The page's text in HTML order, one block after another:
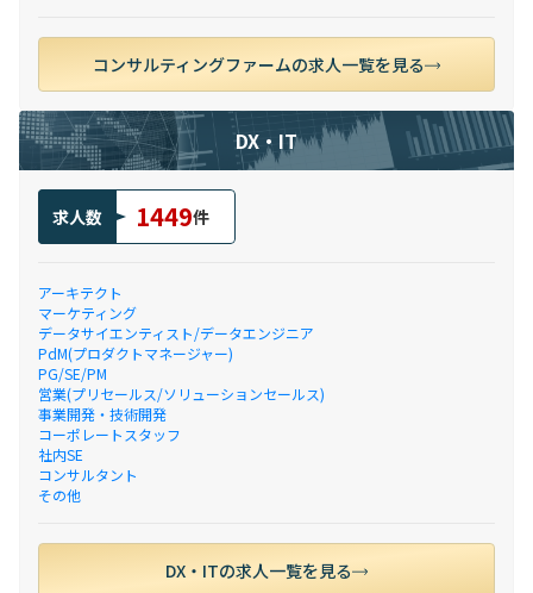
コンサルティングファームの求人一覧を見る
DX・IT
求人数 1449件
アーキテクト
マーケティング
データサイエンティスト/データエンジニア
PdM(プロダクトマネージャー)
PG/SE/PM
営業(プリセールス/ソリューションセールス)
事業開発・技術開発
コーポレートスタッフ
社内SE
コンサルタント
その他
DX・ITの求人一覧を見る